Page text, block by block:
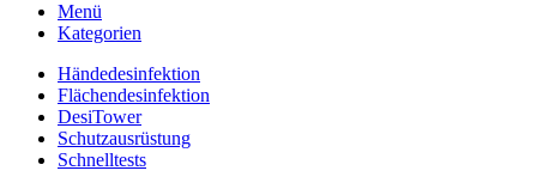
Menü
Kategorien
Händedesinfektion
Flächendesinfektion
DesiTower
Schutzausrüstung
Schnelltests